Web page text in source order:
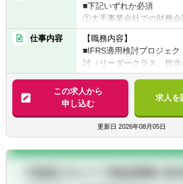
■下記いずれか必須
①大手事業会社での財務会
会計関連システム（含む
入、あるいはIFRS適用（
②監査法人・コンサルティ
ダー等において、上記①記
客企業へのサービス提供
【歓迎経験・スキル】
■金融機関（特に銀行）で
～銀行業の会計・システ
ご希望確認のうえ、一定期
計室」にて銀行決算実務
プロジェクト参入とする
仕事内容
【職務内容】
■IFRS適用検討プロジェク
討（リーダークラス、担当
・IFRS適用後の会計・開
ー、要件定義書などの成果
の検討や協議、ワーキング
たPJマネジメント
【キャリアイメージ】
■IFRS適用検討プロジェク
入社して頂くことが前提だ
終了後は本件後プロセス
この求人から
申し込む
求人を
更新日 2026年08月05日